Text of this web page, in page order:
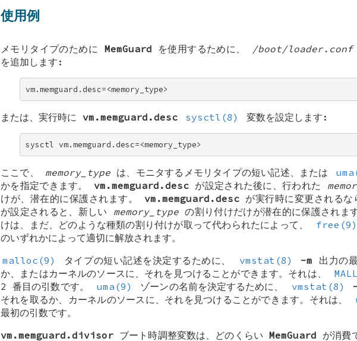
使用例
メモリタイプのために MemGuard を使用するために、 /boot/loader.conf
を追加します:
vm.memguard.desc=<memory_type>
または、実行時に vm.memguard.desc sysctl(8) 変数を設定します:
sysctl vm.memguard.desc=<memory_type>
ここで、 memory_typeは、モニタするメモリタイプの短い記述、または
かを指定できます。vm.memguard.desc が設定された後に、行われた
けが、潜在的に保護されます。 vm.memguard.descが実行時に変更されるな
が設定されると、新しい memory_type の割り付けだけが潜在的に保護されま
けは、まだ、どのような種類の割り付けが取って代わられたによって、
free(9)
のいずれかによって適切に解放されます。
malloc(9)
タイプの短い記述を決定するために、 vmstat(8) -m 出力の
か、またはカーネルのソースに、それを見つけることができます。それは、
2 番目の引数です。
uma(9) ゾーンの名前を決定するために、 vmstat(8)
それを取るか、カーネルのソースに、それを見つけることができます。それは、
最初の引数です。
vm.memguard.divisor ブート時調整変数は、どのくらいMemGuard が消費